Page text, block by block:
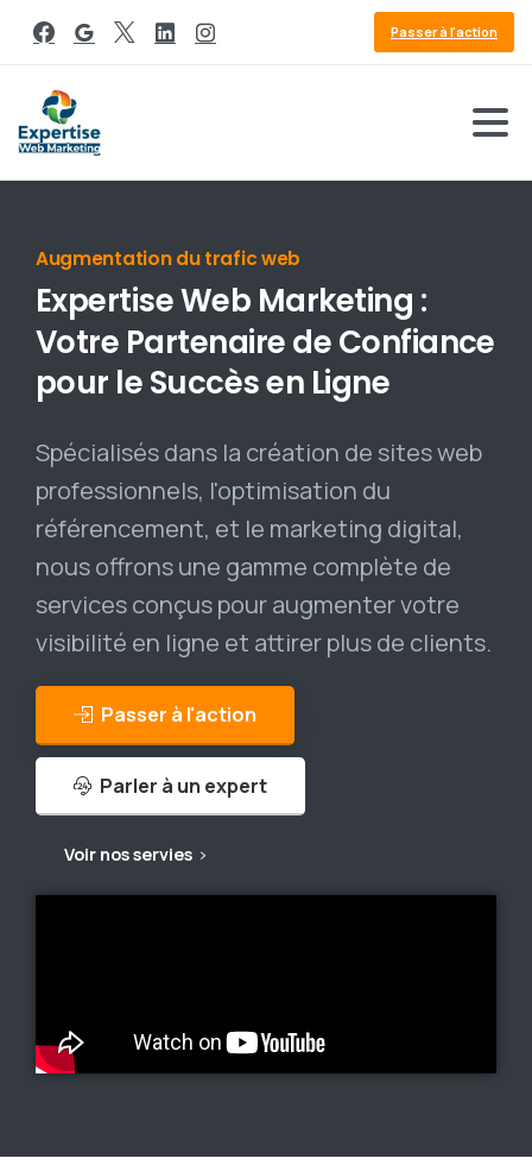
Passer à l'action
Référencement Google
ExpertiseWeb Marketing :
Votre PartenairedeConfiance
pour leSuccèsen Ligne
Spécialisés dans la création de sites web
professionnels, l'optimisation du
référencement, et le marketing digital,
nous offrons une gamme complète de
services conçus pour augmenter votre
visibilité en ligne et attirer plus de clients.
Passer à l'action
Parler à un expert
Voir nos servies